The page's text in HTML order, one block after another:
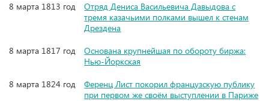
8 марта 1813 год
Отряд Дениса Васильевича Давыдова с
тремя казачьими полками вышел к стенам
Дрездена
8 марта 1817 год
Основана крупнейшая по обороту биржа:
Нью-Йоркская
8 марта 1824 год
Ференц Лист покорил французскую публику
при первом же своём выступлении в Париже